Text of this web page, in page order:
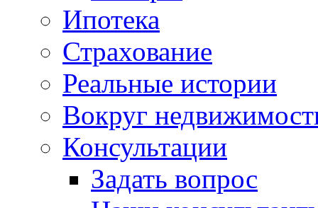
Ипотека
Страхование
Реальные истории
Вокруг
Консультации
Задать вопрос